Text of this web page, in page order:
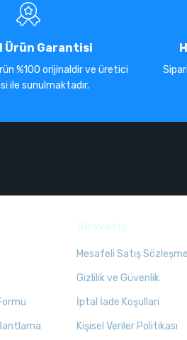
Ürün Garantisi
%100 orijinaldir ve üretici
ile sunulmaktadır.
Mesafeli Satış
Gizlilik ve Güvenlik
İptal İade Koşullari
Kişisel Veriler Politikası